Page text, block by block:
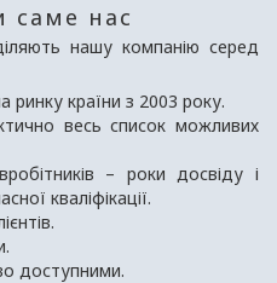
саме нас
нашу компанію серед
країни з 2003 року.
весь список можливих
– роки досвіду і
кваліфікації.
доступними.